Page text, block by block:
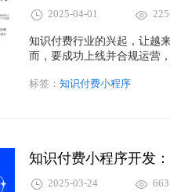
2025-04-01
知识付费行业的兴起，让越
而，要成功上线并合规运营
标签： 知识付费小程序
知识付费小程序开发
2025-03-24 663